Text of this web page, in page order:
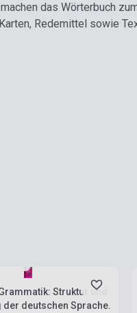
das Wörterbuch
Redemittel sowie
Struktur und
der deutschen Sprache.